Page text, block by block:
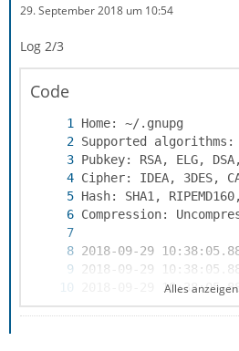
29. September 2018 um 10:54
Log 2/3
Code
Alles anzeigen